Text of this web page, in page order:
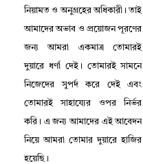
নিয়ামত ও অনুগ্রহের অধিকারী ।তাই
আমাদের অভাব ও প্রয়োজন পূরণের
জন্য আমরা একমাত্র তোমারই
দুয়ারে ধর্ণা দেই।তোমারই সামনে
নিজেদের সুপর্দ করে দেই এবং
তোমারই সাহায্যের ওপর নির্ভর
করি । এ জন্য আমাদের এই আবেদন
নিয়ে আমরা তোমার দুয়ারে হাজির
হয়েছি ।